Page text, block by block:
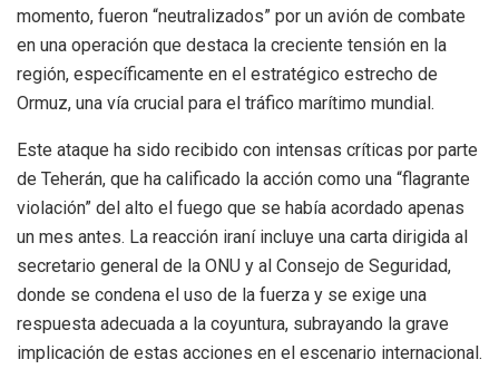
momento, fueron “neutralizados” por un avión de combate
en una operación que destaca la creciente tensión en la
región, específicamente en el estratégico estrecho de
Ormuz, una vía crucial para el tráfico marítimo mundial.
Este ataque ha sido recibido con intensas críticas por parte
de Teherán, que ha calificado la acción como una “flagrante
violación” del alto el fuego que se había acordado apenas
un mes antes. La reacción iraní incluye una carta dirigida al
secretario general de la ONU y al Consejo de Seguridad,
donde se condena el uso de la fuerza y se exige una
respuesta adecuada a la coyuntura, subrayando la grave
implicación de estas acciones en el escenario internacional.